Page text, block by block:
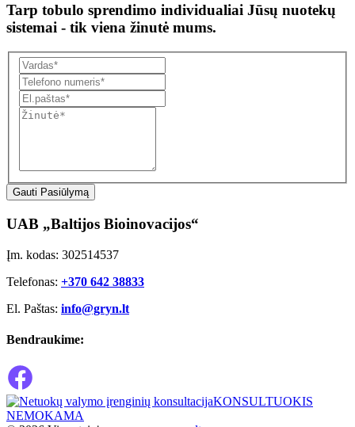
Tarp tobulo sprendimo individualiai Jūsų nuotekų
sistemai - tik viena žinutė mums.
Gauti Pasiūlymą
UAB „Baltijos Bioinovacijos“
Įm. kodas: 302514537
Telefonas: +370 642 38833
El. Paštas: info@gryn.lt
Bendraukime:
KONSULTUOKIS
NEMOKAMA